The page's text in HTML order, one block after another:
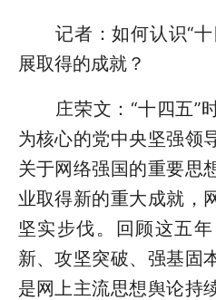
记者：如何认识“十
展取得的成就？
庄荣文：“十四五”
为核心的党中央坚强领
关于网络强国的重要思
业取得新的重大成就，
坚实步伐。回顾这五
新、攻坚突破、强基固
是网上主流思想舆论持